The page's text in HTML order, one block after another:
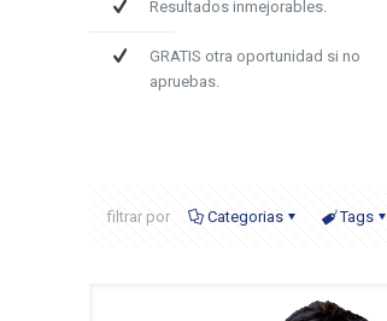
Resultados inmejorables.
GRATIS otra oportunidad si no
apruebas.
filtrar por Categorias Tags